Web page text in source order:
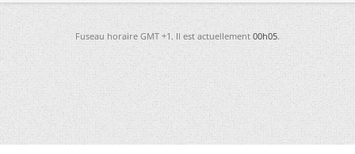
Fuseau horaire GMT +1. Il est actuellement00h05.